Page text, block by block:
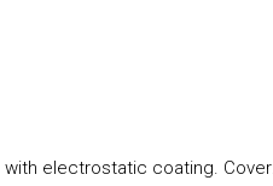
electrostatic coating.